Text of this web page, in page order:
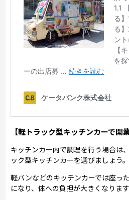
【軽トラック型キッチンカーで開
キッチンカー内で調理を行う場合は
ック型キッチンカーを選びましょう。
軽バンなどのキッチンカーでは座っ
になり、体への負担が大きくなります